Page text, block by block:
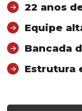
22 anos
Equipe
Bancada
Estrutura